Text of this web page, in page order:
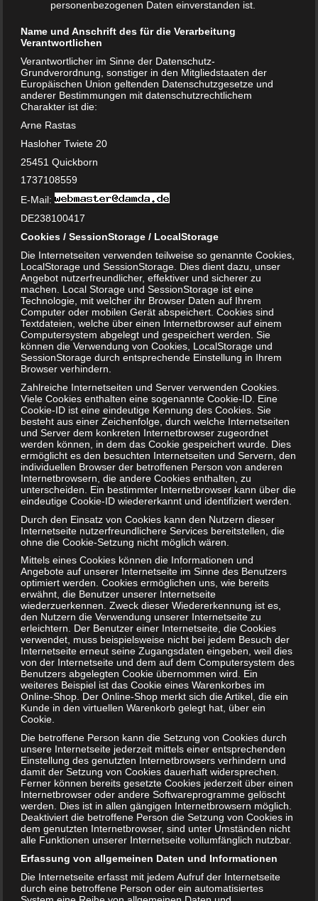
Der nächste Mitspieler sagt den gleichen Satz und ergänzt
immer weiter reihum bis ein Mitspieler nicht mehr alle
einhalten kann.
Lippenlesen
Ein Mitspieler denkt sich einen lustigen Satz aus. Er sagt
diesen dann auf und bewegt dabei nur seine Lippen. Die
anderen Mitspieler müssen die Wörter bzw. den Satz von
den Lippen lesen. Wer den Satz zuerst erraten hat gewinnt
und ist dann selbst an der Reihe.
Wer bin ich?
Es gab schon große TV-Sendungen mit diesem
Spielprinzip. Ein Mitspieler denkt sich eine berühmte
Person aus. Da es ein Kinderspiel ist, kann man sich auch
gerne eine Kunstfigur wie z.B. Pumuckl oder ähnliches
ausdenken. Die anderen Mitspieler fragen die „Person“
nun aus und versuchen herauszubekommen um wen es
sich handelt. Es darf nur mit „Ja“ und „Nein“ geantwortet
werden. Entsprechend müssen die Fragen gestellt werden.
Wer die Person zuerst erraten hat, der gewinnt.
Ich sehe was, was du nicht siehst
Der Mitspieler der anfängt sucht sich einen Gegenstand
im Fahrzeug aus. Er beginnt mit dem Satz: „Ich sehe was,
was du nicht siehst … und das ist…“ und schließt den Satz
mit der Farbe des Gegenstandes ab. Die anderen
ist. Wer es als erstes richtig errät, ist als nächste dran und
darf sich selbst einen Gegenstand aussuchen.
Handmalen
Ein Mitspieler hält die geöffnete Hand zu einem anderen
Mitspieler. Letzterer malt mit seinem Zeigefinger einen
Gegenstand auf die Handinnenfläche des anderen
Mitspielers. Dieser muss erraten, welcher Gegenstand
gemeint war. Errät er den Gegenstand dann hat er
gewonnen und ist als nächstes an der Reihe.
Fazit
So, das waren 10 einfache Kinderspiele für unterwegs die
man auf jeder Reise spielen kann. Die Spiele sind natürlich
nicht nur auf das Auto begrenzt. Auch im Flugzeug oder
einfach wenn irgendwo Wartezeit entsteht kann man die
Spiele spielen. Versucht es doch bei der nächsten Reise
einfach mal. Die Spiele machen Spaß und sind immer ein
Grund zu lachen. So macht dann auch die Autofahrt Spaß –
und nicht nur den Kleinen.
Bewertung:
personenbezogenen Daten einverstanden ist.
Name und Anschrift des für die Verarbeitung
Verantwortlichen
Verantwortlicher im Sinne der Datenschutz-
Grundverordnung, sonstiger in den Mitgliedstaaten der
Europäischen Union geltenden Datenschutzgesetze und
anderer Bestimmungen mit datenschutzrechtlichem
Charakter ist die:
Arne Rastas
Hasloher Twiete 20
25451 Quickborn
1737108559
E-Mail:
DE238100417
Cookies / SessionStorage / LocalStorage
Die Internetseiten verwenden teilweise so genannte Cookies,
LocalStorage und SessionStorage. Dies dient dazu, unser
Angebot nutzerfreundlicher, effektiver und sicherer zu
machen. Local Storage und SessionStorage ist eine
Technologie, mit welcher ihr Browser Daten auf Ihrem
Computer oder mobilen Gerät abspeichert. Cookies sind
Textdateien, welche über einen Internetbrowser auf einem
Computersystem abgelegt und gespeichert werden. Sie
können die Verwendung von Cookies, LocalStorage und
SessionStorage durch entsprechende Einstellung in Ihrem
Browser verhindern.
Zahlreiche Internetseiten und Server verwenden Cookies.
Viele Cookies enthalten eine sogenannte Cookie-ID. Eine
Cookie-ID ist eine eindeutige Kennung des Cookies. Sie
besteht aus einer Zeichenfolge, durch welche Internetseiten
und Server dem konkreten Internetbrowser zugeordnet
werden können, in dem das Cookie gespeichert wurde. Dies
ermöglicht es den besuchten Internetseiten und Servern, den
individuellen Browser der betroffenen Person von anderen
Internetbrowsern, die andere Cookies enthalten, zu
unterscheiden. Ein bestimmter Internetbrowser kann über die
eindeutige Cookie-ID wiedererkannt und identifiziert werden.
Durch den Einsatz von Cookies kann den Nutzern dieser
Internetseite nutzerfreundlichere Services bereitstellen, die
ohne die Cookie-Setzung nicht möglich wären.
Mittels eines Cookies können die Informationen und
Angebote auf unserer Internetseite im Sinne des Benutzers
optimiert werden. Cookies ermöglichen uns, wie bereits
erwähnt, die Benutzer unserer Internetseite
wiederzuerkennen. Zweck dieser Wiedererkennung ist es,
den Nutzern die Verwendung unserer Internetseite zu
erleichtern. Der Benutzer einer Internetseite, die Cookies
verwendet, muss beispielsweise nicht bei jedem Besuch der
Internetseite erneut seine Zugangsdaten eingeben, weil dies
von der Internetseite und dem auf dem Computersystem des
Benutzers abgelegten Cookie übernommen wird. Ein
weiteres Beispiel ist das Cookie eines Warenkorbes im
Online-Shop. Der Online-Shop merkt sich die Artikel, die ein
Kunde in den virtuellen Warenkorb gelegt hat, über ein
Cookie.
Die betroffene Person kann die Setzung von Cookies durch
unsere Internetseite jederzeit mittels einer entsprechenden
Einstellung des genutzten Internetbrowsers verhindern und
damit der Setzung von Cookies dauerhaft widersprechen.
Ferner können bereits gesetzte Cookies jederzeit über einen
Internetbrowser oder andere Softwareprogramme gelöscht
werden. Dies ist in allen gängigen Internetbrowsern möglich.
Deaktiviert die betroffene Person die Setzung von Cookies in
dem genutzten Internetbrowser, sind unter Umständen nicht
alle Funktionen unserer Internetseite vollumfänglich nutzbar.
Erfassung von allgemeinen Daten und Informationen
Die Internetseite erfasst mit jedem Aufruf der Internetseite
durch eine betroffene Person oder ein automatisiertes